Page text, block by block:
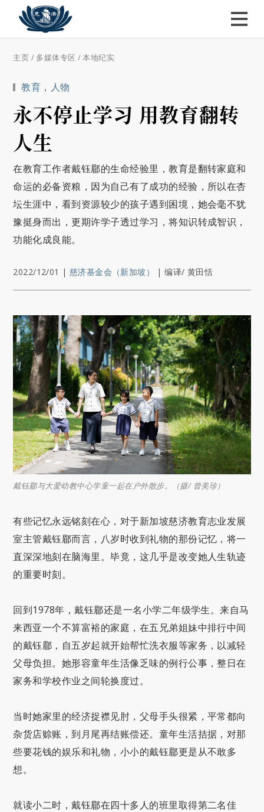
主页 / 多媒体专区 /本地纪实
教育 ， 人物
永不停止学习 用教育翻转
人生
在教育工作者戴钰郿的生命经验里，教育是翻转家庭和
命运的必备资粮，因为自己有了成功的经验，所以在杏
坛生涯中，看到资源较少的孩子遇到困境，她会毫不犹
豫挺身而出，更期许学子透过学习，将知识转成智识，
功能化成良能。
2022/12/01 | 慈济基金会（新加坡） |编译/ 黄田恬
戴钰郿与大爱幼教中心学童一起在户外散步。（摄/ 曾美珍）
有些记忆永远铭刻在心，对于新加坡慈济教育志业发展
室主管戴钰郿而言，八岁时收到礼物的那份记忆，将一
直深深地刻在脑海里。毕竟，这几乎是改变她人生轨迹
的重要时刻。
回到1978年，戴钰郿还是一名小学二年级学生。来自马
来西亚一个不算富裕的家庭，在五兄弟姐妹中排行中间
的戴钰郿，自五岁起就开始帮忙洗衣服等家务，以减轻
父母负担。她形容童年生活像乏味的例行公事，整日在
家务和学校作业之间轮换度过。
当时她家里的经济捉襟见肘，父母手头很紧，平常都向
杂货店赊账，到月尾再结账偿还。童年生活拮据，对那
些要花钱的娱乐和礼物，小小的戴钰郿更是从不敢多
想。
就读小二时，戴钰郿在四十多人的班里取得第二名佳